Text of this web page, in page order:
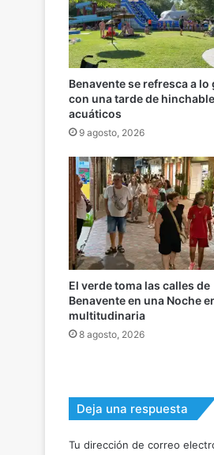
Benavente se refresca a lo
con una tarde de
acuáticos
9 agosto, 2026
El verde toma las calles de
Benavente en una Noche
multitudinaria
8 agosto, 2026
Deja una respuesta
Tu dirección de correo